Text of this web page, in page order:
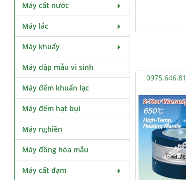
Máy cất nước
Máy lắc
Máy khuấy
Máy dập mẫu vi sinh
Máy đếm khuẩn lạc
Máy đếm hạt bụi
Máy nghiền
Máy đồng hóa mẫu
Máy cất đạm